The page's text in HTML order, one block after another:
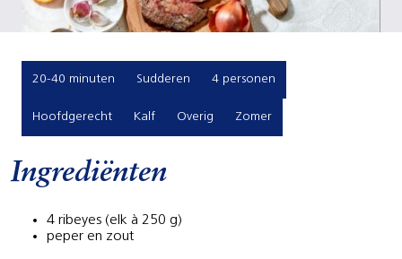
20-40 minuten Sudderen 4 personen
Hoofdgerecht Kalf Overig Zomer
Ingrediënten
4 ribeyes (elk à 250 g)
peper en zout